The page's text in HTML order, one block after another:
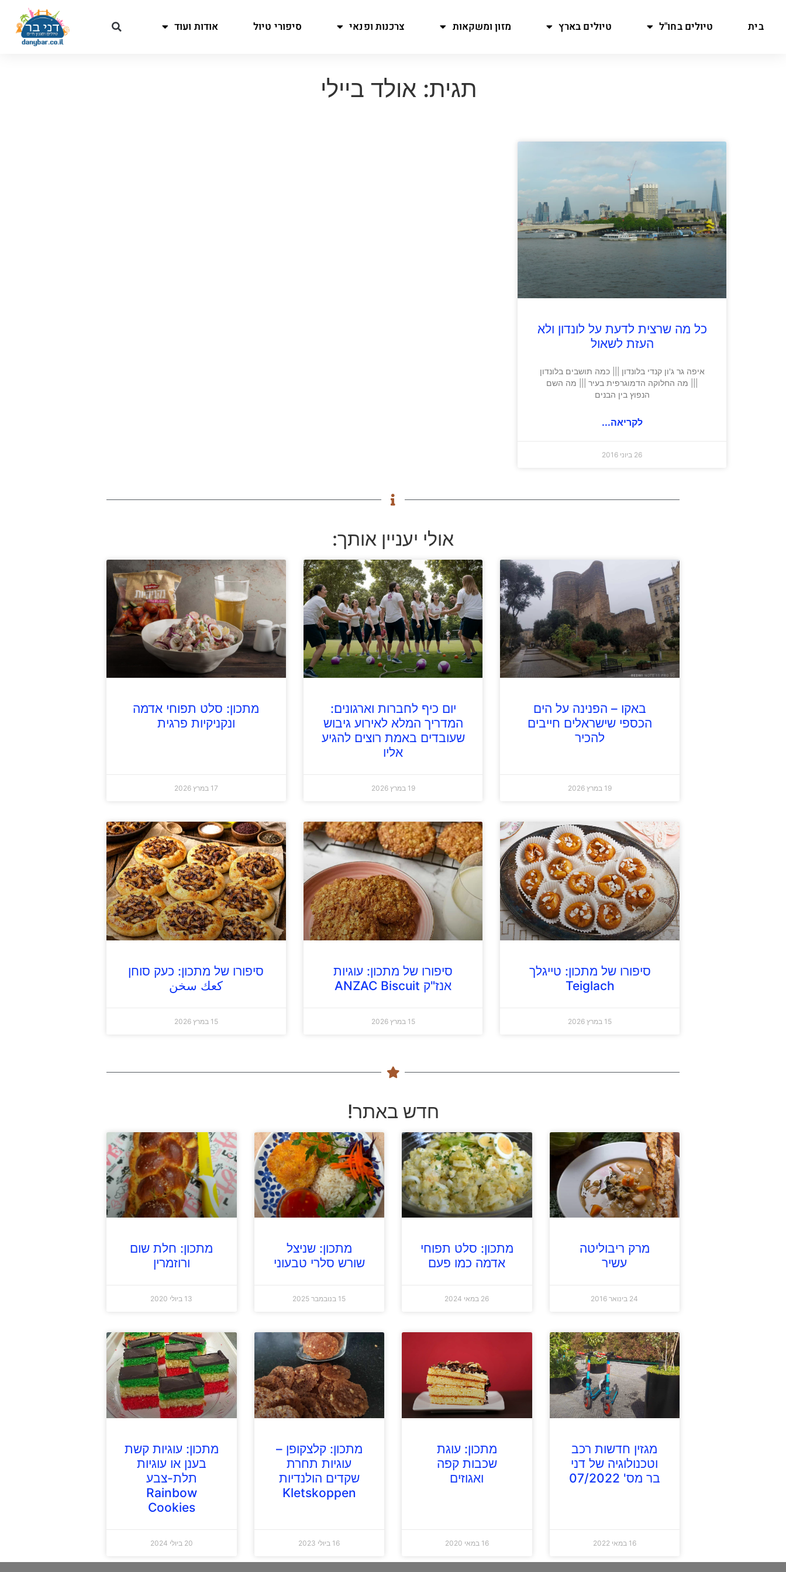
בית טיולים בחו"ל טיולים בארץ מזון ומשקאות צרכנות ופנאי סיפורי טיול אודות ועוד
תגית: אולד ביילי
כל מה שרצית לדעת על לונדון ולא
העזת לשאול
איפה גר ג'ון קנדי בלונדון ||| כמה תושבים בלונדון
||| מה החלוקה הדמוגרפית בעיר ||| מה השם
הנפוץ בין הבנים
לקריאה...
26 ביוני 2016
אולי יעניין אותך:
באקו – הפנינה על הים
הכספי שישראלים חייבים
להכיר
19 במרץ 2026
יום כיף לחברות וארגונים:
המדריך המלא לאירוע גיבוש
שעובדים באמת רוצים להגיע
אליו
19 במרץ 2026
מתכון: סלט תפוחי אדמה
ונקניקיות פרגית
17 במרץ 2026
סיפורו של מתכון: טייגלך
Teiglach
15 במרץ 2026
סיפורו של מתכון: עוגיות
אנז"ק ANZAC Biscuit
15 במרץ 2026
סיפורו של מתכון: כעק סוחן
كعك سخن
15 במרץ 2026
חדש באתר!
מרק ריבוליטה
עשיר
24 בינואר 2016
מתכון: סלט תפוחי
אדמה כמו פעם
26 במאי 2024
מתכון: שניצל
שורש סלרי טבעוני
15 בנובמבר 2025
מתכון: חלת שום
ורוזמרין
13 ביולי 2020
מגזין חדשות רכב
וטכנולוגיה של דני
בר מס' 07/2022
16 במאי 2022
מתכון: עוגת
שכבות קפה
ואגוזים
16 במאי 2020
מתכון: קלצקופן –
עוגיות תחרת
שקדים הולנדיות
Kletskoppen
16 ביולי 2023
מתכון: עוגיות קשת
בענן או עוגיות
תלת-צבע
Rainbow
Cookies
20 ביולי 2024